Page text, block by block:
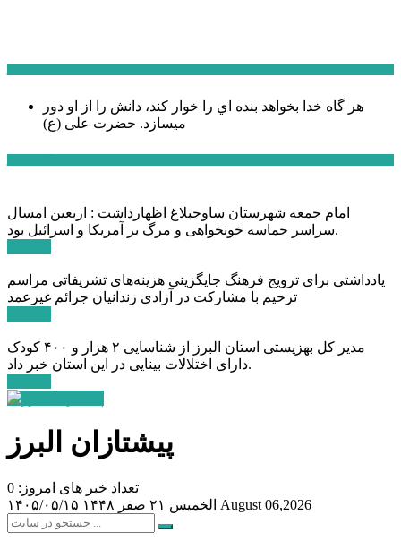
هر گاه خدا بخواهد بنده اي را خوار كند، دانش را از او دور
میسازد. حضرت علی (ع)
امام جمعه شهرستان ساوجبلاغ اظهارداشت : اربعین امسال
سراسر حماسه خونخواهی و مرگ بر آمریکا و اسرائیل بود.
یادداشتی برای ترویج فرهنگ جایگزینی هزینه‌های تشریفاتی مراسم
ترحیم با مشارکت در آزادی زندانیان جرائم غیرعمد
مدیر کل بهزیستی استان البرز از شناسایی ۲ هزار و ۴۰۰ کودک
دارای اختلالات بینایی در این استان خبر داد.
پیشتازان البرز
تعداد خبر های امروز: 0
۱۴۰۵/۰۵/۱۵
الخميس ۲۱ صفر ۱۴۴۸ August 06,2026